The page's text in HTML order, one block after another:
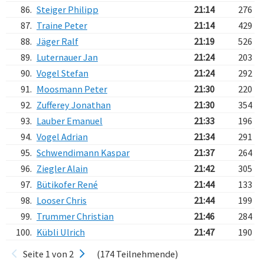
86. Steiger Philipp 21:14
276
87. Traine Peter 21:14
429
88. Jäger Ralf 21:19
526
89. Luternauer Jan 21:24
203
90. Vogel Stefan 21:24
292
91. Moosmann Peter 21:30
220
92. Zufferey Jonathan 21:30
354
93. Lauber Emanuel 21:33
196
94. Vogel Adrian 21:34
291
95. Schwendimann Kaspar 21:37
264
96. Ziegler Alain 21:42
305
97. Bütikofer René 21:44
133
98. Looser Chris 21:44
199
99. Trummer Christian 21:46
284
100. Kübli Ulrich 21:47
190
Seite 1 von 2
(174 Teilnehmende)